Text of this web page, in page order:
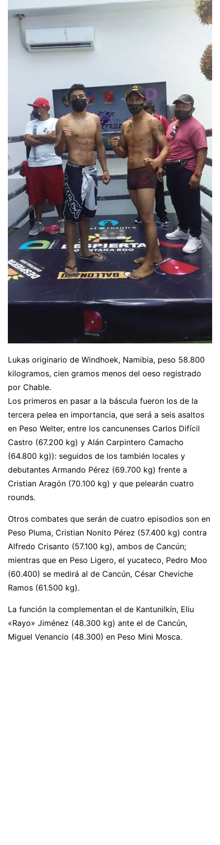
Lukas originario de Windhoek, Namibia, peso 58.800
kilogramos, cien gramos menos del oeso registrado
por Chable.
Los primeros en pasar a la báscula fueron los de la
tercera pelea en importancia, que será a seis asaltos
en Peso Welter, entre los cancunenses Carlos Difícil
Castro (67.200 kg) y Alán Carpintero Camacho
(64.800 kg)): seguidos de los también locales y
debutantes Armando Pérez (69.700 kg) frente a
Cristian Aragón (70.100 kg) y que pelearán cuatro
rounds.
Otros combates que serán de cuatro episodios son en
Peso Pluma, Cristian Nonito Pérez (57.400 kg) contra
Alfredo Crisanto (57.100 kg), ambos de Cancún;
mientras que en Peso Ligero, el yucateco, Pedro Moo
(60.400) se medirá al de Cancún, César Cheviche
Ramos (61.500 kg).
La función la complementan el de Kantunilkín, Eliu
«Rayo» Jiménez (48.300 kg) ante el de Cancún,
Miguel Venancio (48.300) en Peso Mini Mosca.